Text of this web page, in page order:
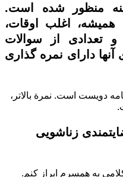
منظور شده است.
هميشه، اغلب اوقات،
تعدادی از سوالات
دارای نمره گذاری
دويست است. نمرة بالا‌تر،
زناشویی
به همسرم ابراز كنم.